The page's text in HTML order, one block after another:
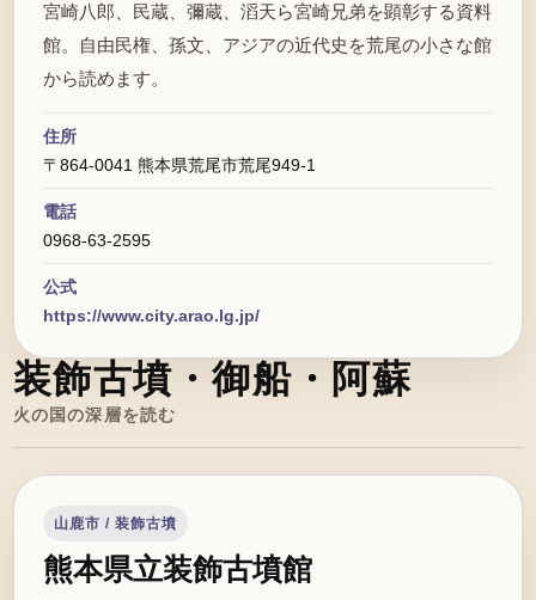
宮崎八郎、民蔵、彌蔵、滔天ら宮崎兄弟を顕彰する資料
館。自由民権、孫文、アジアの近代史を荒尾の小さな館
から読めます。
住所
〒864-0041 熊本県荒尾市荒尾949-1
電話
0968-63-2595
公式
https://www.city.arao.lg.jp/
装飾古墳・御船・阿蘇
火の国の深層を読む
山鹿市 / 装飾古墳
熊本県立装飾古墳館